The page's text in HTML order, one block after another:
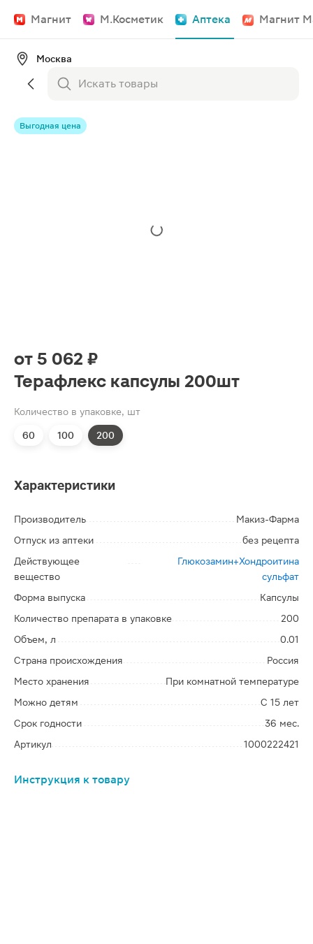
Магнит М.Косметик Аптека Магнит
Москва
Выгодная цена
от 5 062 ₽
Терафлекс капсулы 200шт
Количество в упаковке, шт
60 100 200
Характеристики
Производитель
Макиз-Фарма
Отпуск из аптеки
без рецепта
Действующее
вещество
Глюкозамин+Хондроитина
сульфат
Форма выпуска
Капсулы
Количество препарата в упаковке
200
Объем, л
0.01
Страна происхождения
Россия
Место хранения
При комнатной температуре
Можно детям
С 15 лет
Срок годности
36 мес.
Артикул
1000222421
Инструкция к товару